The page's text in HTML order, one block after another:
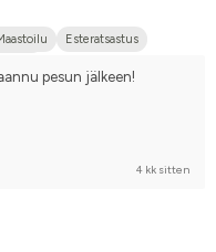
Esteratsastus
pesun jälkeen!
4 kk sitten